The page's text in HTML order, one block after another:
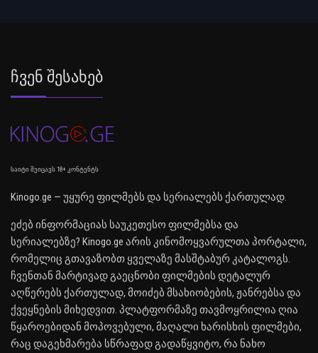
Ჩვენ Შესახებ
საიტი შეიცავს 18+ კონტენტს
Kinogo.ge — უყურე ფილმებს და სერიალებს ქართულად.
ეძებ ინფორმაციას საუკეთესო ფილმებსა და
სერიალებზე? Kinogo.ge არის კინომოყვარულთა პორტალი,
რომელიც გთავაზობთ ყველაზე მასშტაბურ კატალოგს.
ჩვენთან მარტივად გაეცნობი ფილმების დეტალურ
აღწერებს ქართულად, მოიძებ მსახიობების, ჟანრებსა და
ქვეყნების მიხედვით. პლატფორმაზე თავმოყრილია ღია
წყაროებიდან მოპოვებული, მაღალი ხარისხის ფილმები,
რაც დაგეხმარება სწრაფად გადაწყვიტო, რა ნახო